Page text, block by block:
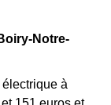
Notre-
à